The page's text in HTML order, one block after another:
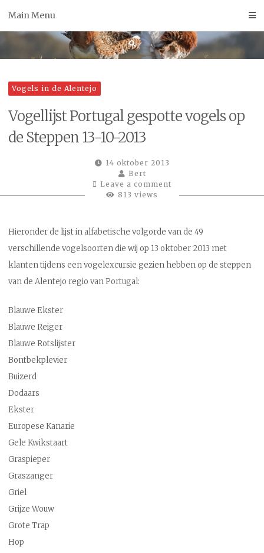
Main Menu
Vogels in de Alentejo
Vogellijst Portugal gespotte vogels op
de Steppen 13-10-2013
14 oktober 2013
Bert
Leave a comment
813 views
Hieronder de lijst in alfabetische volgorde van de 49
verschillende vogelsoorten die wij op 13 oktober 2013 met
klanten tijdens een vogelexcursie gezien hebben op de steppen
van de Alentejo regio van Portugal:
Blauwe Ekster
Blauwe Reiger
Blauwe Rotslijster
Bontbekplevier
Buizerd
Dodaars
Ekster
Europese Kanarie
Gele Kwikstaart
Graspieper
Graszanger
Griel
Grijze Wouw
Grote Trap
Hop